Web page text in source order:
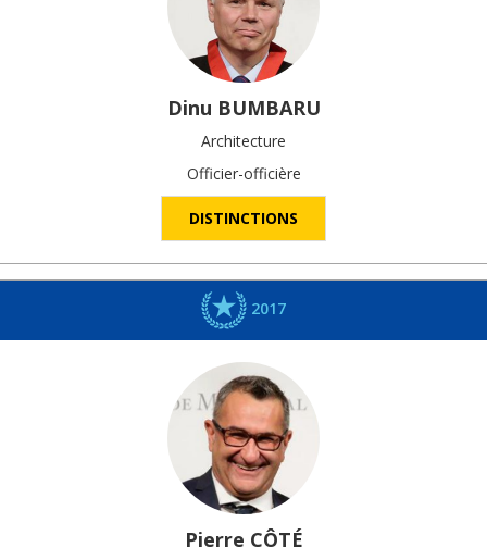
Dinu BUMBARU
Architecture
Officier-officière
DISTINCTIONS
2017
Pierre CÔTÉ